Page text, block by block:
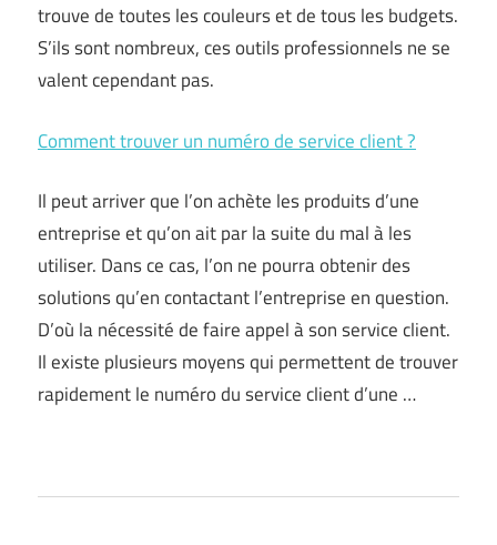
trouve de toutes les couleurs et de tous les budgets.
S’ils sont nombreux, ces outils professionnels ne se
valent cependant pas.
Comment trouver un numéro de service client ?
Il peut arriver que l’on achète les produits d’une
entreprise et qu’on ait par la suite du mal à les
utiliser. Dans ce cas, l’on ne pourra obtenir des
solutions qu’en contactant l’entreprise en question.
D’où la nécessité de faire appel à son service client.
Il existe plusieurs moyens qui permettent de trouver
rapidement le numéro du service client d’une …